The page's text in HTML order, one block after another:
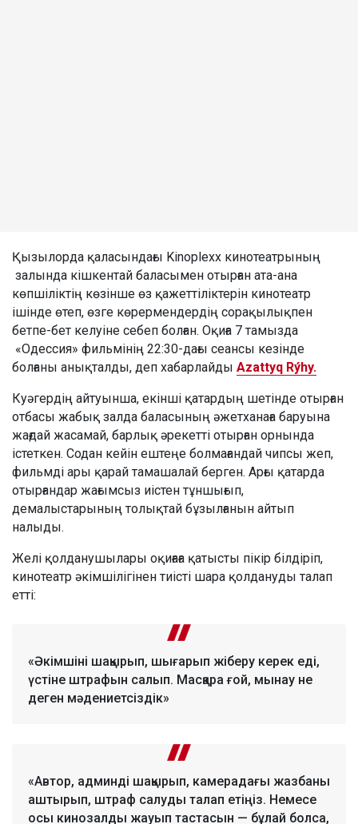
Қызылорда қаласындағы Kinoplexx кинотеатрының
залында кішкентай баласымен отырған ата-ана
көпшіліктің көзінше өз қажеттіліктерін кинотеатр
ішінде өтеп, өзге көрермендердің сорақылықпен
бетпе-бет келуіне себеп болған. Оқиға 7 тамызда
«Одессия» фильмінің 22:30-дағы сеансы кезінде
болғаны анықталды, деп хабарлайды Azattyq Rýhy.
Куәгердің айтуынша, екінші қатардың шетінде отырған
отбасы жабық залда баласының әжетханаға баруына
жағдай жасамай, барлық әрекетті отырған орнында
істеткен. Содан кейін ештеңе болмағандай чипсы жеп,
фильмді ары қарай тамашалай берген. Арғы қатарда
отырғандар жағымсыз иістен тұншығып,
демалыстарының толықтай бұзылғанын айтып
налыды.
Желі қолданушылары оқиғаға қатысты пікір білдіріп,
кинотеатр әкімшілігінен тиісті шара қолдануды талап
етті:
«Әкімшіні шақырып, шығарып жіберу керек еді,
үстіне штрафын салып. Масқара ғой, мынау не
деген мәдениетсіздік»
«Автор, админді шақырып, камерадағы жазбаны
аштырып, штраф салуды талап етіңіз. Немесе
осы кинозалды жауып тастасын — бұлай болса,